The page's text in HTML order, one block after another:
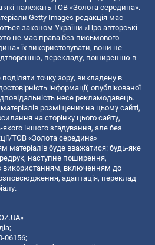
які належать ТОВ «Золота середина».
Getty Images редакція має
законом України «Про авторські
не має права без письмового
їх використовувати, вони не
перекладу, поширенню в
точку зору, викладену в
інформації, опублікованої
несе рекламодавець.
розміщених на цьому сайті,
на сторінку цього сайту,
якого іншого згадування, але без
ТОВ «Золота середина»
матеріалів буде вважатися: будь-яке
наступне поширення,
використанням, включенням до
адаптація, переклад
06156;